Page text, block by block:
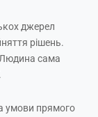
джерел
рішень.
сама
умови прямого